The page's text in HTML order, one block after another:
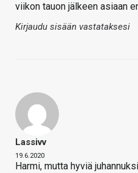
viikon tauon jälkeen asiaan
Kirjaudu sisään vastataksesi
Lassivv
19.6.2020
Harmi, mutta hyviä